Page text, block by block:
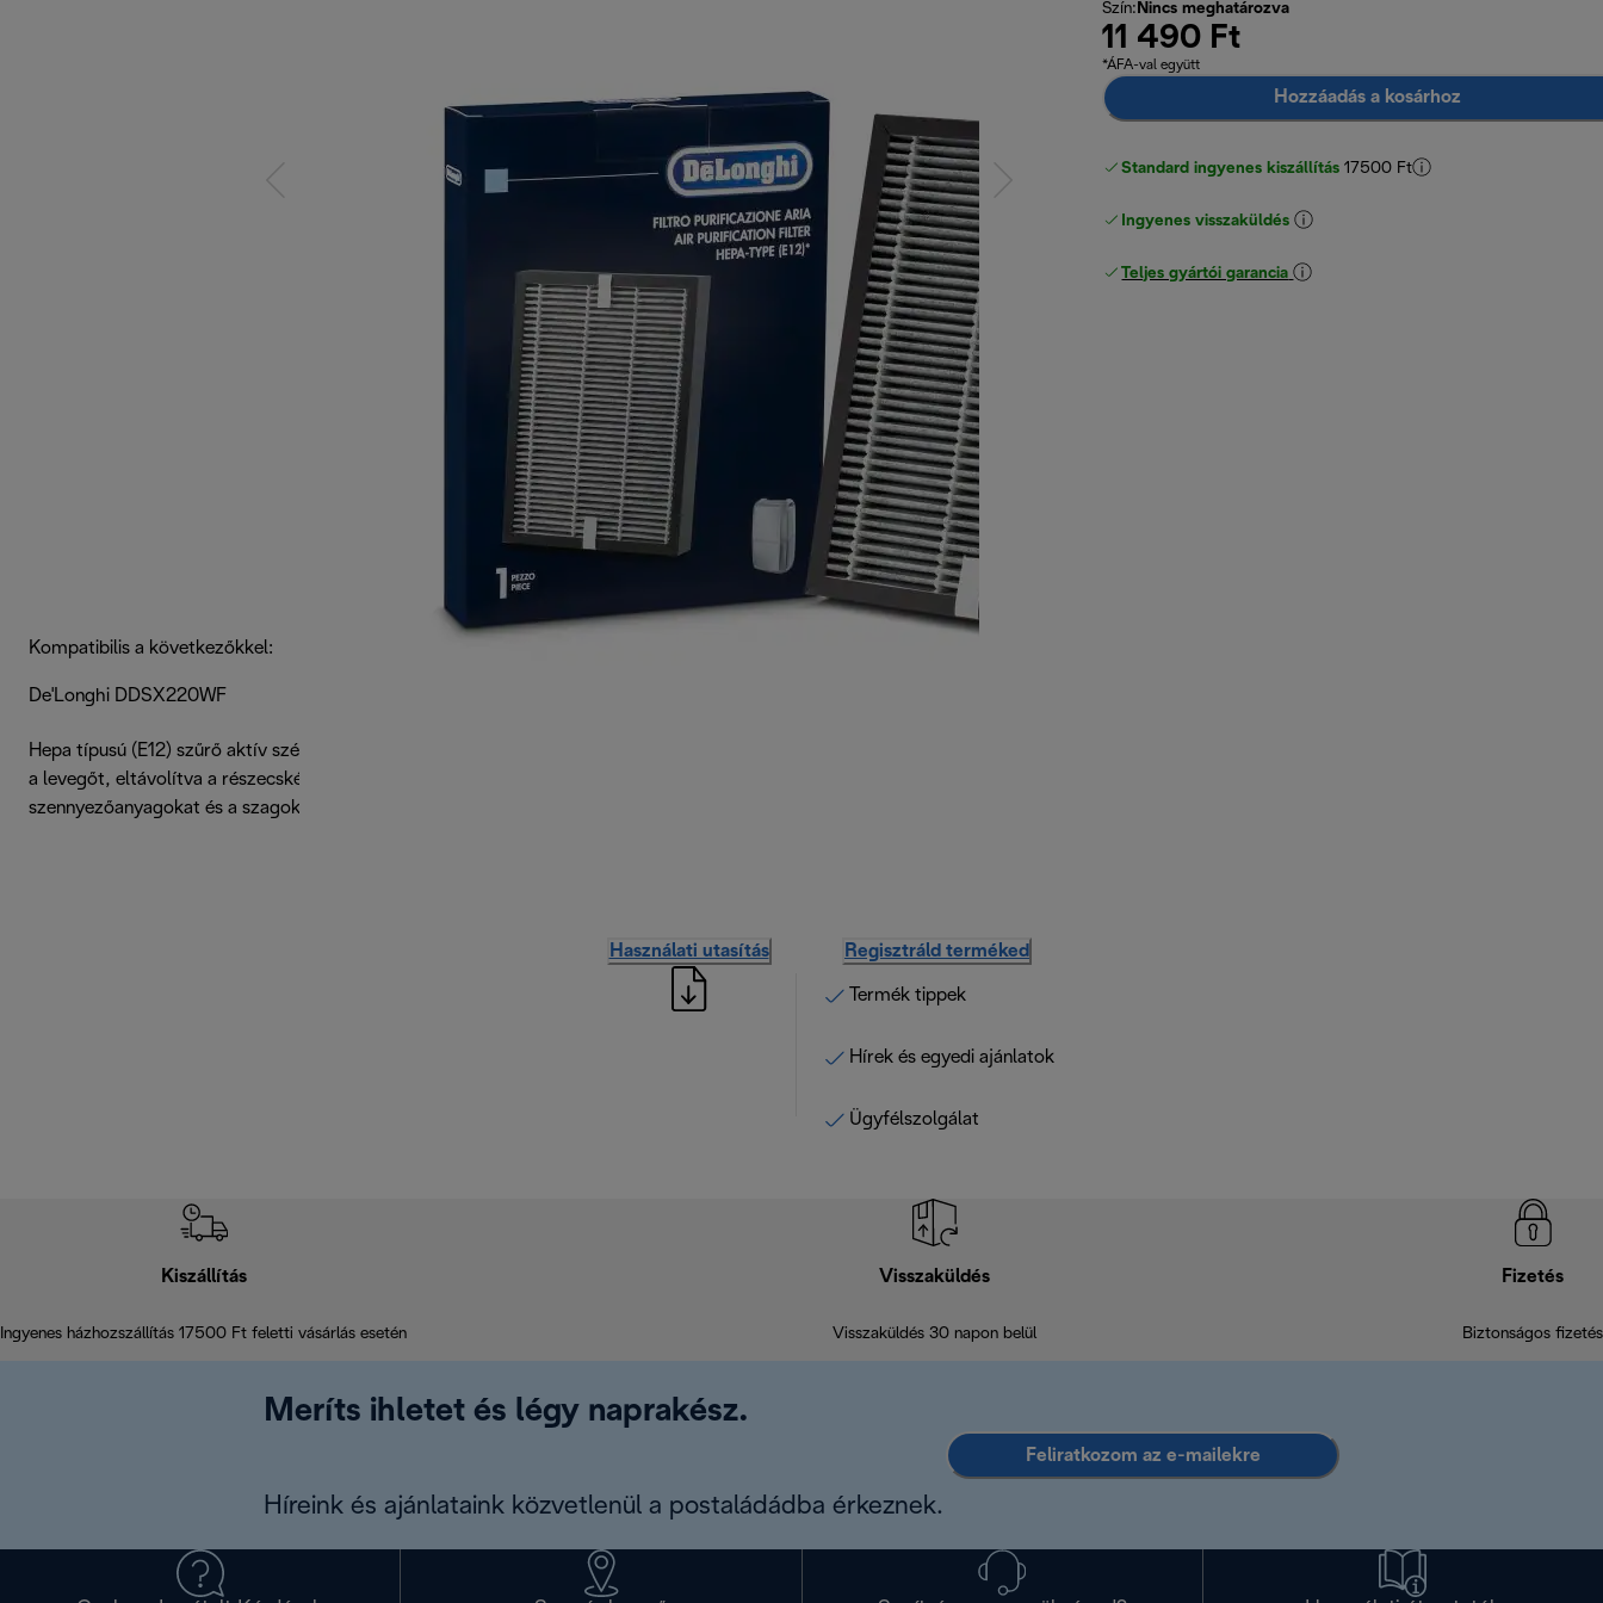
Szín: Nincs meghatározva
11 490 Ft
*ÁFA-val együtt
Hozzáadás a kosárhoz
Standard ingyenes kiszállítás 17500 Ft
Ingyenes visszaküldés
Teljes gyártói garancia
Kompatibilis a következőkkel:
De'Longhi DDSX220WF
Hepa típusú (E12) szűrő aktív szénnel, amely megtisztítja
a levegőt, eltávolítva a részecskéket, a
szennyezőanyagokat és a szagokat
Használati utasítás Regisztráld terméked
Termék tippek
Hírek és egyedi ajánlatok
Ügyfélszolgálat
Kiszállítás
Ingyenes házhozszállítás 17500 Ft feletti vásárlás esetén
Visszaküldés
Visszaküldés 30 napon belül
Fizetés
Biztonságos fizetés
Meríts ihletet és légy naprakész.
Híreink és ajánlataink közvetlenül a postaládádba érkeznek.
Feliratkozom az e-mailekre